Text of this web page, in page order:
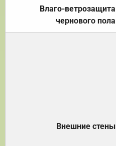
Влаго-ветрозащита
чернового пола
Внешние стены